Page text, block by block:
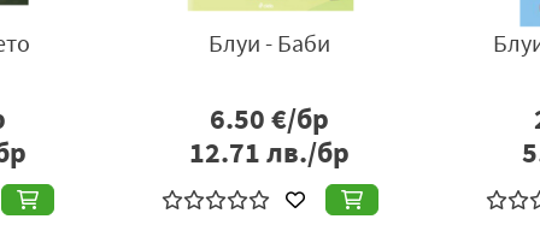
Истински, безумно, докрай
€/бр
лв./бр
Съперница -
€/
лв./